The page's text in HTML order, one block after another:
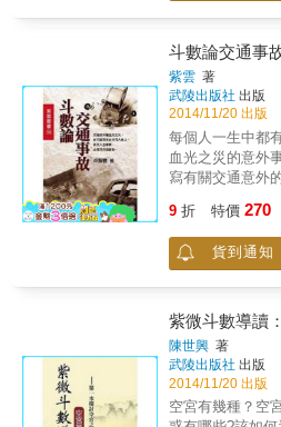
events can be
Five Elements
our life balance.
Zeus Sensor
aspect of your
斗數論交通事
紫雲 著
武陵出版社 出版
2014/11/20 出版
每個人一生中都
血光之災的意外
寫有關交通意外的專論。 在諸
重點宮位加以說
法融會貫通以後
的任何問題，都
9 折 特價 270
貨到通知
紫微斗數導讀
陳世興 著
武陵出版社 出版
2014/11/20 出版
空宮有幾種？空